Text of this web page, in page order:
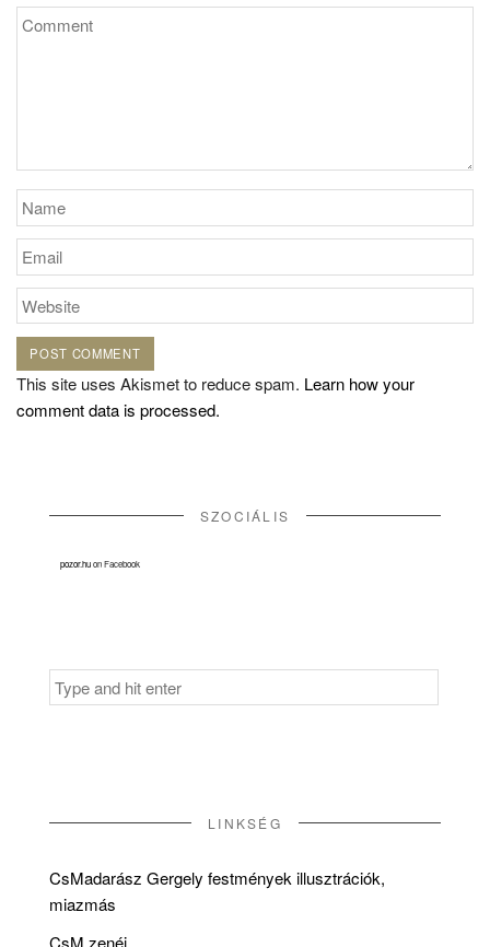
This site uses Akismet to reduce spam. Learn how your
comment data is processed.
SZOCIÁLIS
pozor.huon Facebook
Search
for:
LINKSÉG
CsMadarász Gergely festmények illusztrációk,
miazmás
CsM zenéi